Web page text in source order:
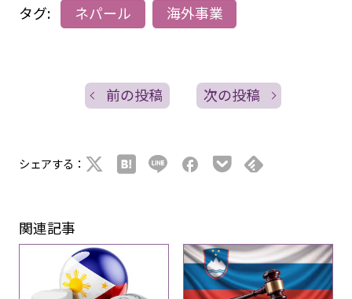
タグ:
ネパール 海外事業
前の投稿 次の投稿
シェアする：
関連記事